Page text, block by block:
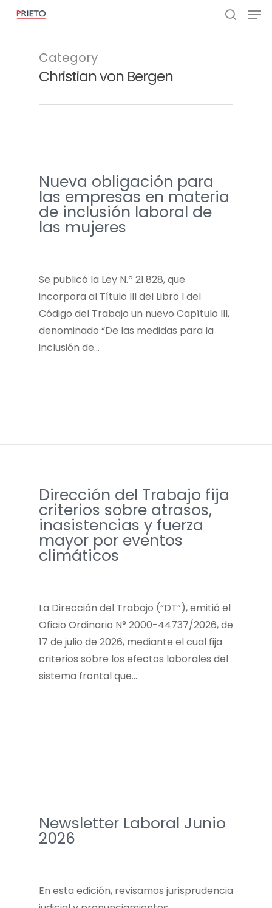
Category
Christian von Bergen
Nueva obligación para
las empresas en materia
de inclusión laboral de
las mujeres
­Se publicó la Ley N.º 21.828, que
incorpora al Título III del Libro I del
Código del Trabajo un nuevo Capítulo III,
denominado “De las medidas para la
inclusión de…
Dirección del Trabajo fija
criterios sobre atrasos,
inasistencias y fuerza
mayor por eventos
climáticos
La Dirección del Trabajo (“DT”), emitió el
Oficio Ordinario N° 2000-44737/2026, de
17 de julio de 2026, mediante el cual fija
criterios sobre los efectos laborales del
sistema frontal que…
Newsletter Laboral Junio
2026
En esta edición, revisamos jurisprudencia